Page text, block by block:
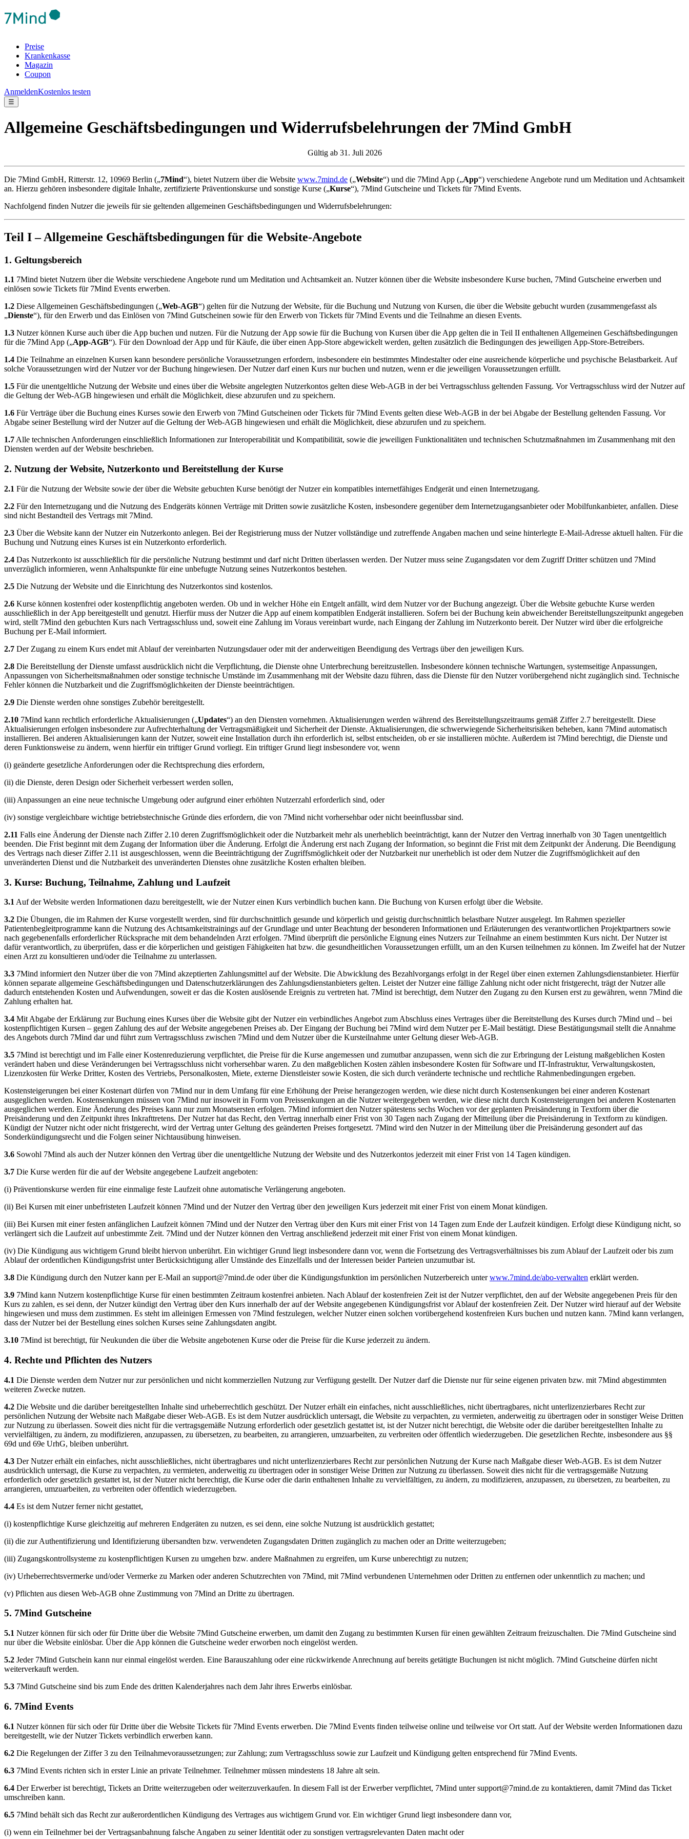
Preise
Krankenkasse
Magazin
Coupon
AnmeldenKostenlos testen
☰
Allgemeine Geschäftsbedingungen und Widerrufsbelehrungen der 7Mind GmbH
Gültig ab 31. Juli 2026
Die 7Mind GmbH, Ritterstr. 12, 10969 Berlin („7Mind“), bietet Nutzern über die Website www.7mind.de („Website“) und die 7Mind App („App“) verschiedene Angebote rund um Meditation und Achtsamkeit
an. Hierzu gehören insbesondere digitale Inhalte, zertifizierte Präventionskurse und sonstige Kurse („Kurse“), 7Mind Gutscheine und Tickets für 7Mind Events.
Nachfolgend finden Nutzer die jeweils für sie geltenden allgemeinen Geschäftsbedingungen und Widerrufsbelehrungen:
Teil I – Allgemeine Geschäftsbedingungen für die Website-Angebote
1. Geltungsbereich
1.1 7Mind bietet Nutzern über die Website verschiedene Angebote rund um Meditation und Achtsamkeit an. Nutzer können über die Website insbesondere Kurse buchen, 7Mind Gutscheine erwerben und
einlösen sowie Tickets für 7Mind Events erwerben.
1.2 Diese Allgemeinen Geschäftsbedingungen („Web-AGB“) gelten für die Nutzung der Website, für die Buchung und Nutzung von Kursen, die über die Website gebucht wurden (zusammengefasst als
„Dienste“), für den Erwerb und das Einlösen von 7Mind Gutscheinen sowie für den Erwerb von Tickets für 7Mind Events und die Teilnahme an diesen Events.
1.3 Nutzer können Kurse auch über die App buchen und nutzen. Für die Nutzung der App sowie für die Buchung von Kursen über die App gelten die in Teil II enthaltenen Allgemeinen Geschäftsbedingungen
für die 7Mind App („App-AGB“). Für den Download der App und für Käufe, die über einen App-Store abgewickelt werden, gelten zusätzlich die Bedingungen des jeweiligen App-Store-Betreibers.
1.4 Die Teilnahme an einzelnen Kursen kann besondere persönliche Voraussetzungen erfordern, insbesondere ein bestimmtes Mindestalter oder eine ausreichende körperliche und psychische Belastbarkeit. Auf
solche Voraussetzungen wird der Nutzer vor der Buchung hingewiesen. Der Nutzer darf einen Kurs nur buchen und nutzen, wenn er die jeweiligen Voraussetzungen erfüllt.
1.5 Für die unentgeltliche Nutzung der Website und eines über die Website angelegten Nutzerkontos gelten diese Web-AGB in der bei Vertragsschluss geltenden Fassung. Vor Vertragsschluss wird der Nutzer auf
die Geltung der Web-AGB hingewiesen und erhält die Möglichkeit, diese abzurufen und zu speichern.
1.6 Für Verträge über die Buchung eines Kurses sowie den Erwerb von 7Mind Gutscheinen oder Tickets für 7Mind Events gelten diese Web-AGB in der bei Abgabe der Bestellung geltenden Fassung. Vor
Abgabe seiner Bestellung wird der Nutzer auf die Geltung der Web-AGB hingewiesen und erhält die Möglichkeit, diese abzurufen und zu speichern.
1.7Alle technischen Anforderungen einschließlich Informationen zur Interoperabilität und Kompatibilität, sowie die jeweiligen Funktionalitäten und technischen Schutzmaßnahmen im Zusammenhang mit den
Diensten werden auf der Website beschrieben.
2. Nutzung der Website, Nutzerkonto und Bereitstellung der Kurse
2.1 Für die Nutzung der Website sowie der über die Website gebuchten Kurse benötigt der Nutzer ein kompatibles internetfähiges Endgerät und einen Internetzugang.
2.2 Für den Internetzugang und die Nutzung des Endgeräts können Verträge mit Dritten sowie zusätzliche Kosten, insbesondere gegenüber dem Internetzugangsanbieter oder Mobilfunkanbieter, anfallen. Diese
sind nicht Bestandteil des Vertrags mit 7Mind.
2.3 Über die Website kann der Nutzer ein Nutzerkonto anlegen. Bei der Registrierung muss der Nutzer vollständige und zutreffende Angaben machen und seine hinterlegte E-Mail-Adresse aktuell halten. Für die
Buchung und Nutzung eines Kurses ist ein Nutzerkonto erforderlich.
2.4 Das Nutzerkonto ist ausschließlich für die persönliche Nutzung bestimmt und darf nicht Dritten überlassen werden. Der Nutzer muss seine Zugangsdaten vor dem Zugriff Dritter schützen und 7Mind
unverzüglich informieren, wenn Anhaltspunkte für eine unbefugte Nutzung seines Nutzerkontos bestehen.
2.5 Die Nutzung der Website und die Einrichtung des Nutzerkontos sind kostenlos.
2.6 Kurse können kostenfrei oder kostenpflichtig angeboten werden. Ob und in welcher Höhe ein Entgelt anfällt, wird dem Nutzer vor der Buchung angezeigt. Über die Website gebuchte Kurse werden
ausschließlich in der App bereitgestellt und genutzt. Hierfür muss der Nutzer die App auf einem kompatiblen Endgerät installieren. Sofern bei der Buchung kein abweichender Bereitstellungszeitpunkt angegeben
wird, stellt 7Mind den gebuchten Kurs nach Vertragsschluss und, soweit eine Zahlung im Voraus vereinbart wurde, nach Eingang der Zahlung im Nutzerkonto bereit. Der Nutzer wird über die erfolgreiche
Buchung per E-Mail informiert.
2.7 Der Zugang zu einem Kurs endet mit Ablauf der vereinbarten Nutzungsdauer oder mit der anderweitigen Beendigung des Vertrags über den jeweiligen Kurs.
2.8 Die Bereitstellung der Dienste umfasst ausdrücklich nicht die Verpflichtung, die Dienste ohne Unterbrechung bereitzustellen. Insbesondere können technische Wartungen, systemseitige Anpassungen,
Anpassungen von Sicherheitsmaßnahmen oder sonstige technische Umstände im Zusammenhang mit der Website dazu führen, dass die Dienste für den Nutzer vorübergehend nicht zugänglich sind. Technische
Fehler können die Nutzbarkeit und die Zugriffsmöglichkeiten der Dienste beeinträchtigen.
2.9 Die Dienste werden ohne sonstiges Zubehör bereitgestellt.
2.10 7Mind kann rechtlich erforderliche Aktualisierungen („Updates“) an den Diensten vornehmen. Aktualisierungen werden während des Bereitstellungszeitraums gemäß Ziffer 2.7 bereitgestellt. Diese
Aktualisierungen erfolgen insbesondere zur Aufrechterhaltung der Vertragsmäßigkeit und Sicherheit der Dienste. Aktualisierungen, die schwerwiegende Sicherheitsrisiken beheben, kann 7Mind automatisch
installieren. Bei anderen Aktualisierungen kann der Nutzer, soweit eine Installation durch ihn erforderlich ist, selbst entscheiden, ob er sie installieren möchte. Außerdem ist 7Mind berechtigt, die Dienste und
deren Funktionsweise zu ändern, wenn hierfür ein triftiger Grund vorliegt. Ein triftiger Grund liegt insbesondere vor, wenn
(i) geänderte gesetzliche Anforderungen oder die Rechtsprechung dies erfordern,
(ii) die Dienste, deren Design oder Sicherheit verbessert werden sollen,
(iii) Anpassungen an eine neue technische Umgebung oder aufgrund einer erhöhten Nutzerzahl erforderlich sind, oder
(iv) sonstige vergleichbare wichtige betriebstechnische Gründe dies erfordern, die von 7Mind nicht vorhersehbar oder nicht beeinflussbar sind.
2.11 Falls eine Änderung der Dienste nach Ziffer 2.10 deren Zugriffsmöglichkeit oder die Nutzbarkeit mehr als unerheblich beeinträchtigt, kann der Nutzer den Vertrag innerhalb von 30 Tagen unentgeltlich
beenden. Die Frist beginnt mit dem Zugang der Information über die Änderung. Erfolgt die Änderung erst nach Zugang der Information, so beginnt die Frist mit dem Zeitpunkt der Änderung. Die Beendigung
des Vertrags nach dieser Ziffer 2.11 ist ausgeschlossen, wenn die Beeinträchtigung der Zugriffsmöglichkeit oder der Nutzbarkeit nur unerheblich ist oder dem Nutzer die Zugriffsmöglichkeit auf den
unveränderten Dienst und die Nutzbarkeit des unveränderten Dienstes ohne zusätzliche Kosten erhalten bleiben.
3. Kurse: Buchung, Teilnahme, Zahlung und Laufzeit
3.1 Auf der Website werden Informationen dazu bereitgestellt, wie der Nutzer einen Kurs verbindlich buchen kann. Die Buchung von Kursen erfolgt über die Website.
3.2 Die Übungen, die im Rahmen der Kurse vorgestellt werden, sind für durchschnittlich gesunde und körperlich und geistig durchschnittlich belastbare Nutzer ausgelegt. Im Rahmen spezieller
Patientenbegleitprogramme kann die Nutzung des Achtsamkeitstrainings auf der Grundlage und unter Beachtung der besonderen Informationen und Erläuterungen des verantwortlichen Projektpartners sowie
nach gegebenenfalls erforderlicher Rücksprache mit dem behandelnden Arzt erfolgen. 7Mind überprüft die persönliche Eignung eines Nutzers zur Teilnahme an einem bestimmten Kurs nicht. Der Nutzer ist
dafür verantwortlich, zu überprüfen, dass er die körperlichen und geistigen Fähigkeiten hat bzw. die gesundheitlichen Voraussetzungen erfüllt, um an den Kursen teilnehmen zu können. Im Zweifel hat der Nutzer
einen Arzt zu konsultieren und/oder die Teilnahme zu unterlassen.
3.3 7Mind informiert den Nutzer über die von 7Mind akzeptierten Zahlungsmittel auf der Website. Die Abwicklung des Bezahlvorgangs erfolgt in der Regel über einen externen Zahlungsdienstanbieter. Hierfür
können separate allgemeine Geschäftsbedingungen und Datenschutzerklärungen des Zahlungsdienstanbieters gelten. Leistet der Nutzer eine fällige Zahlung nicht oder nicht fristgerecht, trägt der Nutzer alle
dadurch entstehenden Kosten und Aufwendungen, soweit er das die Kosten auslösende Ereignis zu vertreten hat. 7Mind ist berechtigt, dem Nutzer den Zugang zu den Kursen erst zu gewähren, wenn 7Mind die
Zahlung erhalten hat.
3.4 Mit Abgabe der Erklärung zur Buchung eines Kurses über die Website gibt der Nutzer ein verbindliches Angebot zum Abschluss eines Vertrages über die Bereitstellung des Kurses durch 7Mind und – bei
kostenpflichtigen Kursen – gegen Zahlung des auf der Website angegebenen Preises ab. Der Eingang der Buchung bei 7Mind wird dem Nutzer per E-Mail bestätigt. Diese Bestätigungsmail stellt die Annahme
des Angebots durch 7Mind dar und führt zum Vertragsschluss zwischen 7Mind und dem Nutzer über die Kursteilnahme unter Geltung dieser Web-AGB.
3.5 7Mind ist berechtigt und im Falle einer Kostenreduzierung verpflichtet, die Preise für die Kurse angemessen und zumutbar anzupassen, wenn sich die zur Erbringung der Leistung maßgeblichen Kosten
verändert haben und diese Veränderungen bei Vertragsschluss nicht vorhersehbar waren. Zu den maßgeblichen Kosten zählen insbesondere Kosten für Software und IT-Infrastruktur, Verwaltungskosten,
Lizenzkosten für Werke Dritter, Kosten des Vertriebs, Personalkosten, Miete, externe Dienstleister sowie Kosten, die sich durch veränderte technische und rechtliche Rahmenbedingungen ergeben.
Kostensteigerungen bei einer Kostenart dürfen von 7Mind nur in dem Umfang für eine Erhöhung der Preise herangezogen werden, wie diese nicht durch Kostensenkungen bei einer anderen Kostenart
ausgeglichen werden. Kostensenkungen müssen von 7Mind nur insoweit in Form von Preissenkungen an die Nutzer weitergegeben werden, wie diese nicht durch Kostensteigerungen bei anderen Kostenarten
ausgeglichen werden. Eine Änderung des Preises kann nur zum Monatsersten erfolgen. 7Mind informiert den Nutzer spätestens sechs Wochen vor der geplanten Preisänderung in Textform über die
Preisänderung und den Zeitpunkt ihres Inkrafttretens. Der Nutzer hat das Recht, den Vertrag innerhalb einer Frist von 30 Tagen nach Zugang der Mitteilung über die Preisänderung in Textform zu kündigen.
Kündigt der Nutzer nicht oder nicht fristgerecht, wird der Vertrag unter Geltung des geänderten Preises fortgesetzt. 7Mind wird den Nutzer in der Mitteilung über die Preisänderung gesondert auf das
Sonderkündigungsrecht und die Folgen seiner Nichtausübung hinweisen.
3.6 Sowohl 7Mind als auch der Nutzer können den Vertrag über die unentgeltliche Nutzung der Website und des Nutzerkontos jederzeit mit einer Frist von 14 Tagen kündigen.
3.7 Die Kurse werden für die auf der Website angegebene Laufzeit angeboten:
(i) Präventionskurse werden für eine einmalige feste Laufzeit ohne automatische Verlängerung angeboten.
(ii) Bei Kursen mit einer unbefristeten Laufzeit können 7Mind und der Nutzer den Vertrag über den jeweiligen Kurs jederzeit mit einer Frist von einem Monat kündigen.
(iii) Bei Kursen mit einer festen anfänglichen Laufzeit können 7Mind und der Nutzer den Vertrag über den Kurs mit einer Frist von 14 Tagen zum Ende der Laufzeit kündigen. Erfolgt diese Kündigung nicht, so
verlängert sich die Laufzeit auf unbestimmte Zeit. 7Mind und der Nutzer können den Vertrag anschließend jederzeit mit einer Frist von einem Monat kündigen.
(iv) Die Kündigung aus wichtigem Grund bleibt hiervon unberührt. Ein wichtiger Grund liegt insbesondere dann vor, wenn die Fortsetzung des Vertragsverhältnisses bis zum Ablauf der Laufzeit oder bis zum
Ablauf der ordentlichen Kündigungsfrist unter Berücksichtigung aller Umstände des Einzelfalls und der Interessen beider Parteien unzumutbar ist.
3.8 Die Kündigung durch den Nutzer kann per E-Mail an support@7mind.de oder über die Kündigungsfunktion im persönlichen Nutzerbereich unterwww.7mind.de/abo-verwalten erklärt werden.
3.9 7Mind kann Nutzern kostenpflichtige Kurse für einen bestimmten Zeitraum kostenfrei anbieten. Nach Ablauf der kostenfreien Zeit ist der Nutzer verpflichtet, den auf der Website angegebenen Preis für den
Kurs zu zahlen, es sei denn, der Nutzer kündigt den Vertrag über den Kurs innerhalb der auf der Website angegebenen Kündigungsfrist vor Ablauf der kostenfreien Zeit. Der Nutzer wird hierauf auf der Website
hingewiesen und muss dem zustimmen. Es steht im alleinigen Ermessen von 7Mind festzulegen, welcher Nutzer einen solchen vorübergehend kostenfreien Kurs buchen und nutzen kann. 7Mind kann verlangen,
dass der Nutzer bei der Bestellung eines solchen Kurses seine Zahlungsdaten angibt.
3.10 7Mind ist berechtigt, für Neukunden die über die Website angebotenen Kurse oder die Preise für die Kurse jederzeit zu ändern.
4. Rechte und Pflichten des Nutzers
4.1 Die Dienste werden dem Nutzer nur zur persönlichen und nicht kommerziellen Nutzung zur Verfügung gestellt. Der Nutzer darf die Dienste nur für seine eigenen privaten bzw. mit 7Mind abgestimmten
weiteren Zwecke nutzen.
4.2 Die Website und die darüber bereitgestellten Inhalte sind urheberrechtlich geschützt. Der Nutzer erhält ein einfaches, nicht ausschließliches, nicht übertragbares, nicht unterlizenzierbares Recht zur
persönlichen Nutzung der Website nach Maßgabe dieser Web-AGB. Es ist dem Nutzer ausdrücklich untersagt, die Website zu verpachten, zu vermieten, anderweitig zu übertragen oder in sonstiger Weise Dritten
zur Nutzung zu überlassen. Soweit dies nicht für die vertragsgemäße Nutzung erforderlich oder gesetzlich gestattet ist, ist der Nutzer nicht berechtigt, die Website oder die darüber bereitgestellten Inhalte zu
vervielfältigen, zu ändern, zu modifizieren, anzupassen, zu übersetzen, zu bearbeiten, zu arrangieren, umzuarbeiten, zu verbreiten oder öffentlich wiederzugeben. Die gesetzlichen Rechte, insbesondere aus §§
69d und 69e UrhG, bleiben unberührt.
4.3 Der Nutzer erhält ein einfaches, nicht ausschließliches, nicht übertragbares und nicht unterlizenzierbares Recht zur persönlichen Nutzung der Kurse nach Maßgabe dieser Web-AGB. Es ist dem Nutzer
ausdrücklich untersagt, die Kurse zu verpachten, zu vermieten, anderweitig zu übertragen oder in sonstiger Weise Dritten zur Nutzung zu überlassen. Soweit dies nicht für die vertragsgemäße Nutzung
erforderlich oder gesetzlich gestattet ist, ist der Nutzer nicht berechtigt, die Kurse oder die darin enthaltenen Inhalte zu vervielfältigen, zu ändern, zu modifizieren, anzupassen, zu übersetzen, zu bearbeiten, zu
arrangieren, umzuarbeiten, zu verbreiten oder öffentlich wiederzugeben.
4.4 Es ist dem Nutzer ferner nicht gestattet,
(i) kostenpflichtige Kurse gleichzeitig auf mehreren Endgeräten zu nutzen, es sei denn, eine solche Nutzung ist ausdrücklich gestattet;
(ii) die zur Authentifizierung und Identifizierung übersandten bzw. verwendeten Zugangsdaten Dritten zugänglich zu machen oder an Dritte weiterzugeben;
(iii) Zugangskontrollsysteme zu kostenpflichtigen Kursen zu umgehen bzw. andere Maßnahmen zu ergreifen, um Kurse unberechtigt zu nutzen;
(iv) Urheberrechtsvermerke und/oder Vermerke zu Marken oder anderen Schutzrechten von 7Mind, mit 7Mind verbundenen Unternehmen oder Dritten zu entfernen oder unkenntlich zu machen; und
(v) Pflichten aus diesen Web-AGB ohne Zustimmung von 7Mind an Dritte zu übertragen.
5. 7Mind Gutscheine
5.1 Nutzer können für sich oder für Dritte über die Website 7Mind Gutscheine erwerben, um damit den Zugang zu bestimmten Kursen für einen gewählten Zeitraum freizuschalten. Die 7Mind Gutscheine sind
nur über die Website einlösbar. Über die App können die Gutscheine weder erworben noch eingelöst werden.
5.2 Jeder 7Mind Gutschein kann nur einmal eingelöst werden. Eine Barauszahlung oder eine rückwirkende Anrechnung auf bereits getätigte Buchungen ist nicht möglich. 7Mind Gutscheine dürfen nicht
weiterverkauft werden.
5.3 7Mind Gutscheine sind bis zum Ende des dritten Kalenderjahres nach dem Jahr ihres Erwerbs einlösbar.
6. 7Mind Events
6.1 Nutzer können für sich oder für Dritte über die Website Tickets für 7Mind Events erwerben. Die 7Mind Events finden teilweise online und teilweise vor Ort statt. Auf der Website werden Informationen dazu
bereitgestellt, wie der Nutzer Tickets verbindlich erwerben kann.
6.2 Die Regelungen der Ziffer 3 zu den Teilnahmevoraussetzungen; zur Zahlung; zum Vertragsschluss sowie zur Laufzeit und Kündigung gelten entsprechend für 7Mind Events.
6.3 7Mind Events richten sich in erster Linie an private Teilnehmer. Teilnehmer müssen mindestens 18 Jahre alt sein.
6.4 Der Erwerber ist berechtigt, Tickets an Dritte weiterzugeben oder weiterzuverkaufen. In diesem Fall ist der Erwerber verpflichtet, 7Mind untersupport@7mind.de zu kontaktieren, damit 7Mind das Ticket
umschreiben kann.
6.5 7Mind behält sich das Recht zur außerordentlichen Kündigung des Vertrages aus wichtigem Grund vor. Ein wichtiger Grund liegt insbesondere dann vor,
(i) wenn ein Teilnehmer bei der Vertragsanbahnung falsche Angaben zu seiner Identität oder zu sonstigen vertragsrelevanten Daten macht oder